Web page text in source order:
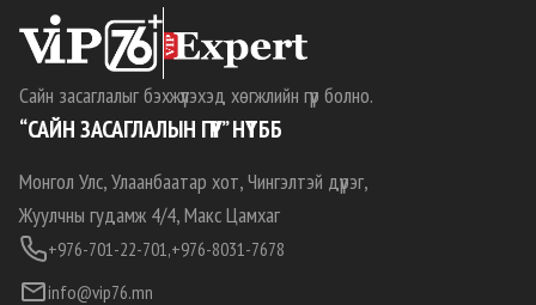
Сайн засаглалыг бэхжүүлэхэд хөгжлийн гүүр болно.
“САЙН ЗАСАГЛАЛЫН ГҮҮР” НҮТББ
Монгол Улс, Улаанбаатар хот, Чингэлтэй дүүрэг,
Жуулчны гудамж 4/4, Макс Цамхаг
+976-701-22-701,+976-8031-7678
info@vip76.mn